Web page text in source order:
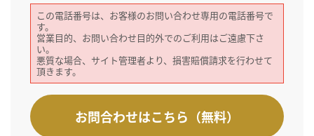
この電話番号は、お客様のお問い合わせ専用の電話番号で
す。
営業目的、お問い合わせ目的外でのご利用はご遠慮下さ
い。
悪質な場合、サイト管理者より、損害賠償請求を行わせて
頂きます。
お問合わせはこちら（無料）